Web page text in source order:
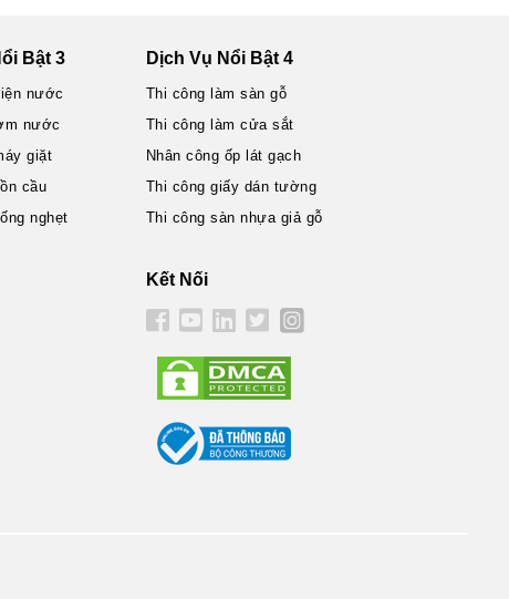
Bật 3
nước
nước
giặt
cầu
nghẹt
Dịch Vụ Nổi Bật 4
Thi công làm sàn gỗ
Thi công làm cửa sắt
Nhân công ốp lát gạch
Thi công giấy dán tường
Thi công sàn nhựa giả gỗ
Kết Nối